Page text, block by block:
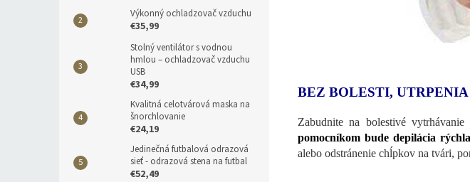
Výkonný ochladzovač vzduchu
€35,99
Stolný ventilátor s vodnou
hmlou – ochladzovač vzduchu
USB
€34,99
Kvalitná celotvárová maska na
šnorchlovanie
€24,19
Jedinečná futbalová odrazová
sieť - odrazová stena na futbal
€52,49
BEZ BOLESTI,
Zabudnite na bolestivé
pomocníkom bude depilácia
alebo odstránenie chĺpkov na tvári,